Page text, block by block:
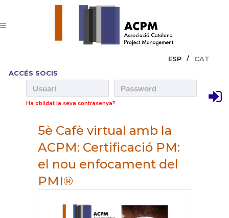
ESP
CAT
ACCÉS SOCIS
Ha oblidat la seva contrasenya?
5è Cafè virtual amb la
ACPM: Certificació PM:
el nou enfocament del
PMI®